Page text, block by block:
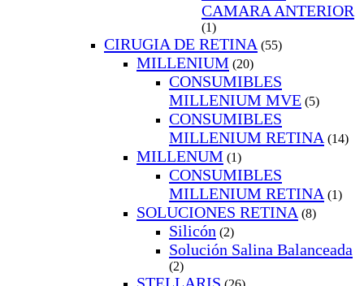
CAMARA ANTERIOR
(1)
CIRUGIA DE RETINA (55)
MILLENIUM (20)
CONSUMIBLES
MILLENIUM MVE (5)
CONSUMIBLES
MILLENIUM RETINA (14)
MILLENUM (1)
CONSUMIBLES
MILLENIUM RETINA (1)
SOLUCIONES RETINA (8)
Silicón (2)
Solución Salina Balanceada
(2)